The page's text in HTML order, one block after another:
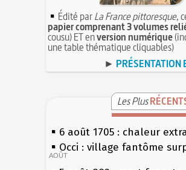
Édité parLa France pittoresque,
papier comprenant 3 volumes
cousu) ET enversion numérique
une table thématique cliquables)
► PRÉSENTATION
Les Plus
6 août 1705 : chaleur
Occi : village fantôme
AOÛT